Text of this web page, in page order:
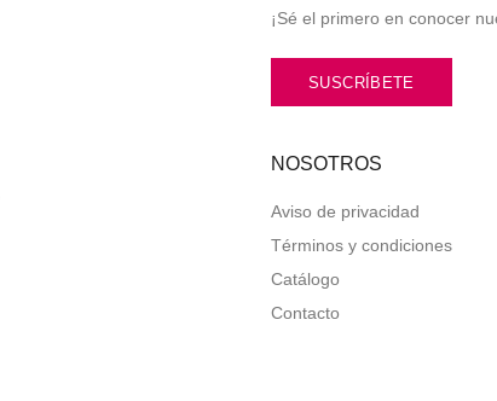
¡Sé el primero en conocer
SUSCRÍBETE
NOSOTROS
Aviso de privacidad
Términos y condiciones
Catálogo
Contacto